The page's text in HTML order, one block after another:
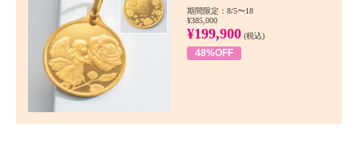
期間限定：8/5〜18
¥385,000
¥199,900 (税込)
48%OFF